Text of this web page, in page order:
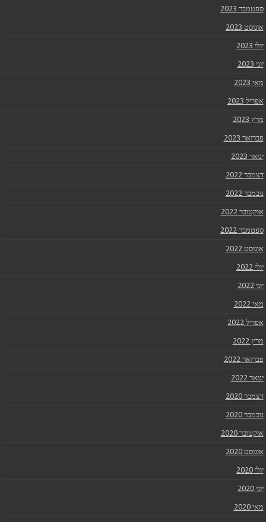
ספטמבר 2023
אוגוסט 2023
יולי 2023
יוני 2023
מאי 2023
אפריל 2023
מרץ 2023
פברואר 2023
ינואר 2023
דצמבר 2022
נובמבר 2022
אוקטובר 2022
ספטמבר 2022
אוגוסט 2022
יולי 2022
יוני 2022
מאי 2022
אפריל 2022
מרץ 2022
פברואר 2022
ינואר 2022
דצמבר 2020
נובמבר 2020
אוקטובר 2020
אוגוסט 2020
יולי 2020
יוני 2020
מאי 2020